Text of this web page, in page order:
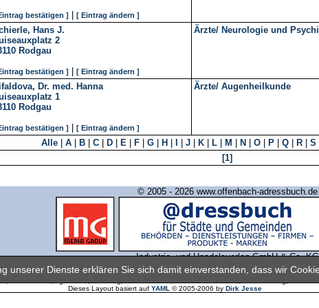
unserer Dienste erklären Sie sich damit einverstanden, dass wir
bestätigen ] [ Eintrag ändern ]
Hans J.
2
Rodgau
bestätigen ] [ Eintrag ändern ]
Ärzte/ Neurologie und
Dr. med. Hanna
1
Rodgau
bestätigen ] [ Eintrag ändern ]
Ärzte/ Augenheilkunde
Alle A B C D E F G H J K L M N O P Q R S
[1]
© 2005 - 2026 www.offenbach-adressbuch.de
Industrie- und Handelsverlag GmbH & Co. KG
@dressbuch Offenbach am Main finden Sie Firmenadressen, Branchen und gewerbliche
Dieses Layout basiert auf YAML © 2005-2006 by Dirk Jesse